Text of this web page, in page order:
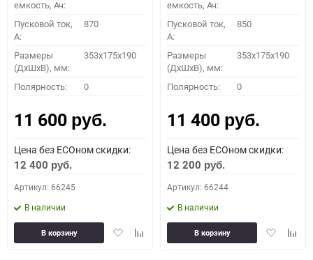
емкость, Ач:
Пусковой ток,
A:
870
Размеры
(ДхШхВ), мм:
353x175x190
Полярность: 0
11 600 руб.
Цена без ECOном скидки:
12 400 руб.
Артикул: 66245
В наличии
ДобавитьДобавить
В корзину
емкость, Ач:
Пусковой ток,
A:
850
Размеры
(ДхШхВ), мм:
353x175x190
Полярность: 0
11 400 руб.
Цена без ECOном скидки:
12 200 руб.
Артикул: 66244
В наличии
Добавить
В корзину